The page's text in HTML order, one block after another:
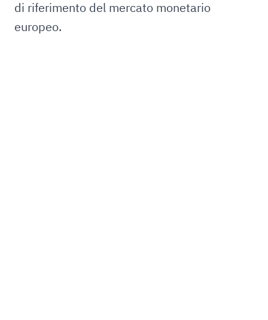
di riferimento del mercato monetario
europeo.